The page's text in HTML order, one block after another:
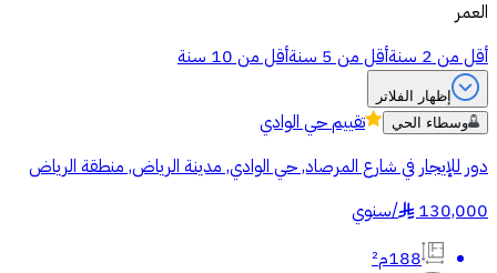
العمر
أقل من 2 سنة
أقل من 5 سنة أقل من 10 سنة
إظهار الفلاتر
وسطاء الحي
تقييمحي الوادي
دور للإيجار في شارع المرصاد, حي الوادي, مدينة الرياض, منطقة الرياض
130,000
§
/سنوي
188م²